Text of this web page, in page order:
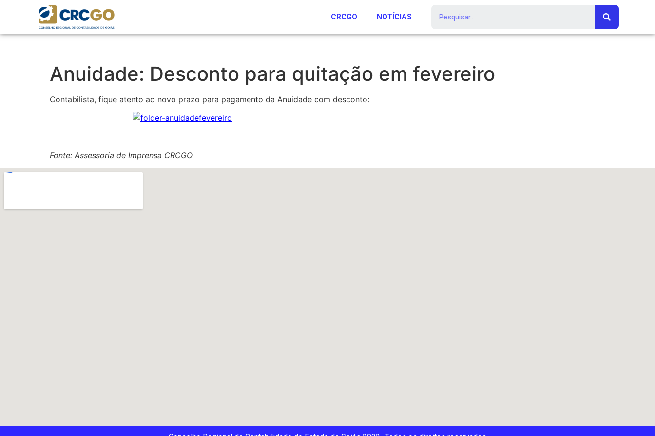
CRCGO NOTÍCIAS
Anuidade: Desconto para quitação em fevereiro
Contabilista, fique atento ao novo prazo para pagamento da Anuidade com desconto:
Fonte: Assessoria de Imprensa CRCGO